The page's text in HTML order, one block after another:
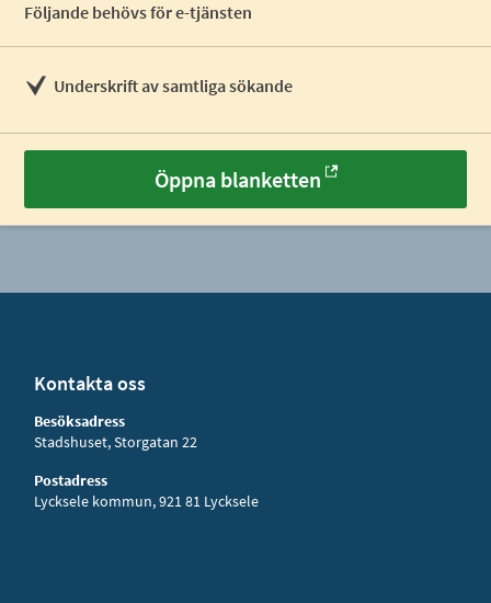
Följande behövs för e-tjänsten
Underskrift av samtliga sökande
Öppna blanketten
Kontakta oss
Besöksadress
Stadshuset, Storgatan 22
Postadress
Lycksele kommun, 921 81 Lycksele